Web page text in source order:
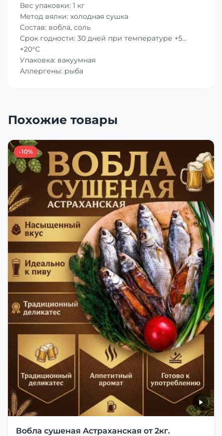
Вес упаковки: 1 кг
Метод вялки: холодная сушка
Состав: вобла, соль
Срок годности: 30 дней при температуре +5…
+20°C
Упаковка: вакуумная
Аллергены: рыба
Похожие товары
-10%
Вобла сушеная Астраханская от 2кг.